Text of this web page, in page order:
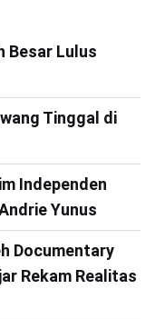
Besar Lulus
Tinggal di
Independen
Yunus
Documentary
Rekam Realitas